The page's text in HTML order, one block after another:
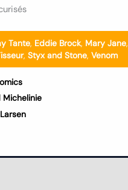
Tante, Eddie Brock, Mary Jane,
, Styx and Stone, Venom
Michelinie